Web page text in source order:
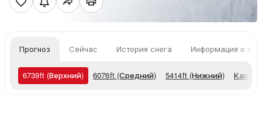
Прогноз Сейчас История снега Информация о
6739ft (Верхний) 6076ft (Средний) 5414ft (Нижний) Карты